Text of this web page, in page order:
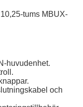
tums MBUX-
huvudenhet.
och